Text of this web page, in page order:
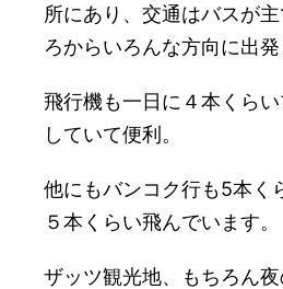
所にあり、交通はバスが
ろからいろんな方向に出発
飛行機も一日に４本くら
していて便利。
他にもバンコク行も5本く
５本くらい飛んでいます。
ザッツ観光地、もちろん